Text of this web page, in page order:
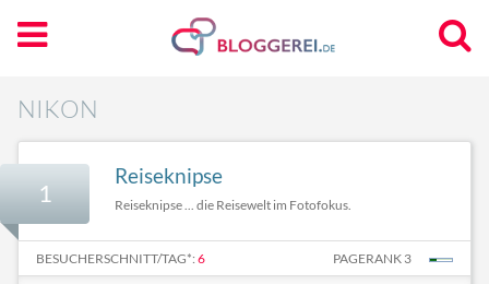
NIKON
1
Reiseknipse
Reiseknipse ... die Reisewelt im Fotofokus.
BESUCHERSCHNITT/TAG*: 6 PAGERANK 3